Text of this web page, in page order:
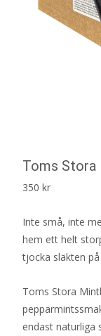
Toms
350 kr
Inte små, inte
hem ett helt
tjocka släkten
Toms Stora
endast naturliga